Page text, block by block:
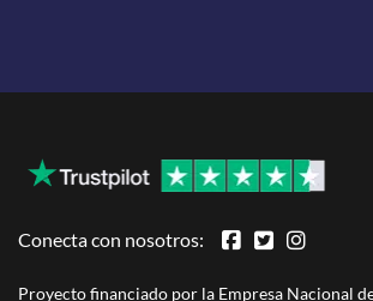
Conecta con nosotros:
Proyecto financiado por la Empresa Nacional